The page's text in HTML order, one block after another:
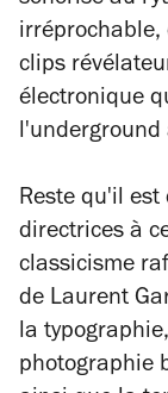
irréprochable,
clips
électronique
l'underground
Reste qu'il
directrices à
classicisme
de Laurent
la
photographie